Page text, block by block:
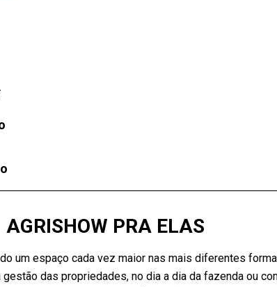
AGRISHOW PRA ELAS
um espaço cada vez maior nas mais diferentes
gestão das propriedades, no dia a dia da fazenda ou